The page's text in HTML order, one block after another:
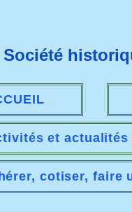
Société
et actualités
cotiser, faire